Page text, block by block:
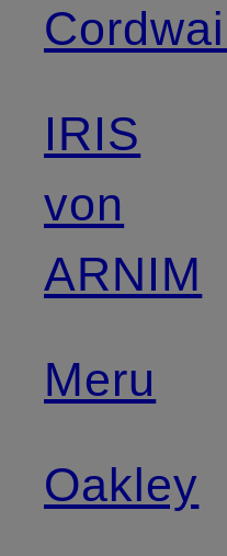
IRIS
von
ARNIM
Meru
Oakley